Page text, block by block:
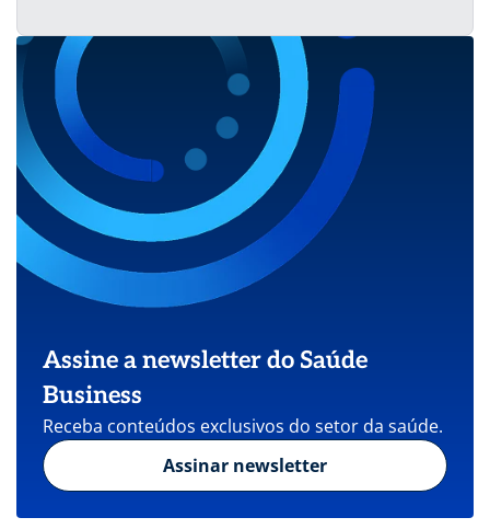
Assine a newsletter do Saúde
Business
Receba conteúdos exclusivos do setor da saúde.
Assinar newsletter